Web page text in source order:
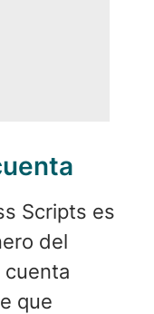
Scripts es
del
cuenta
que